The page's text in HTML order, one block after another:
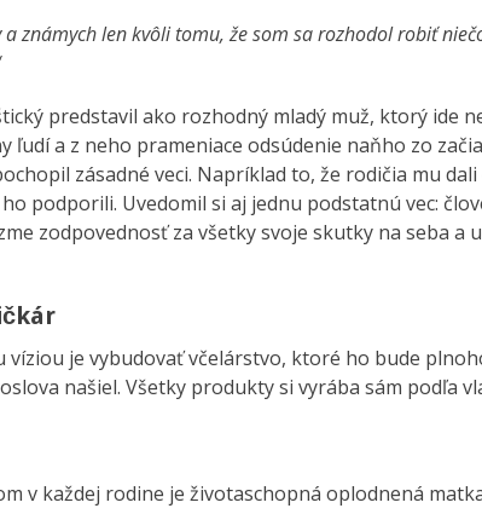
známych len kvôli tomu, že som sa rozhodol robiť
predstavil ako rozhodný mladý muž, ktorý ide
ľudí a z neho prameniace odsúdenie naňho zo
zásadné veci. Napríklad to, že rodičia mu
podporili. Uvedomil si aj jednu podstatnú vec:
zodpovednosť za všetky svoje skutky na seba a
víziou je vybudovať včelárstvo, ktoré ho bude
našiel. Všetky produkty si vyrába sám podľa
v každej rodine je životaschopná oplodnená